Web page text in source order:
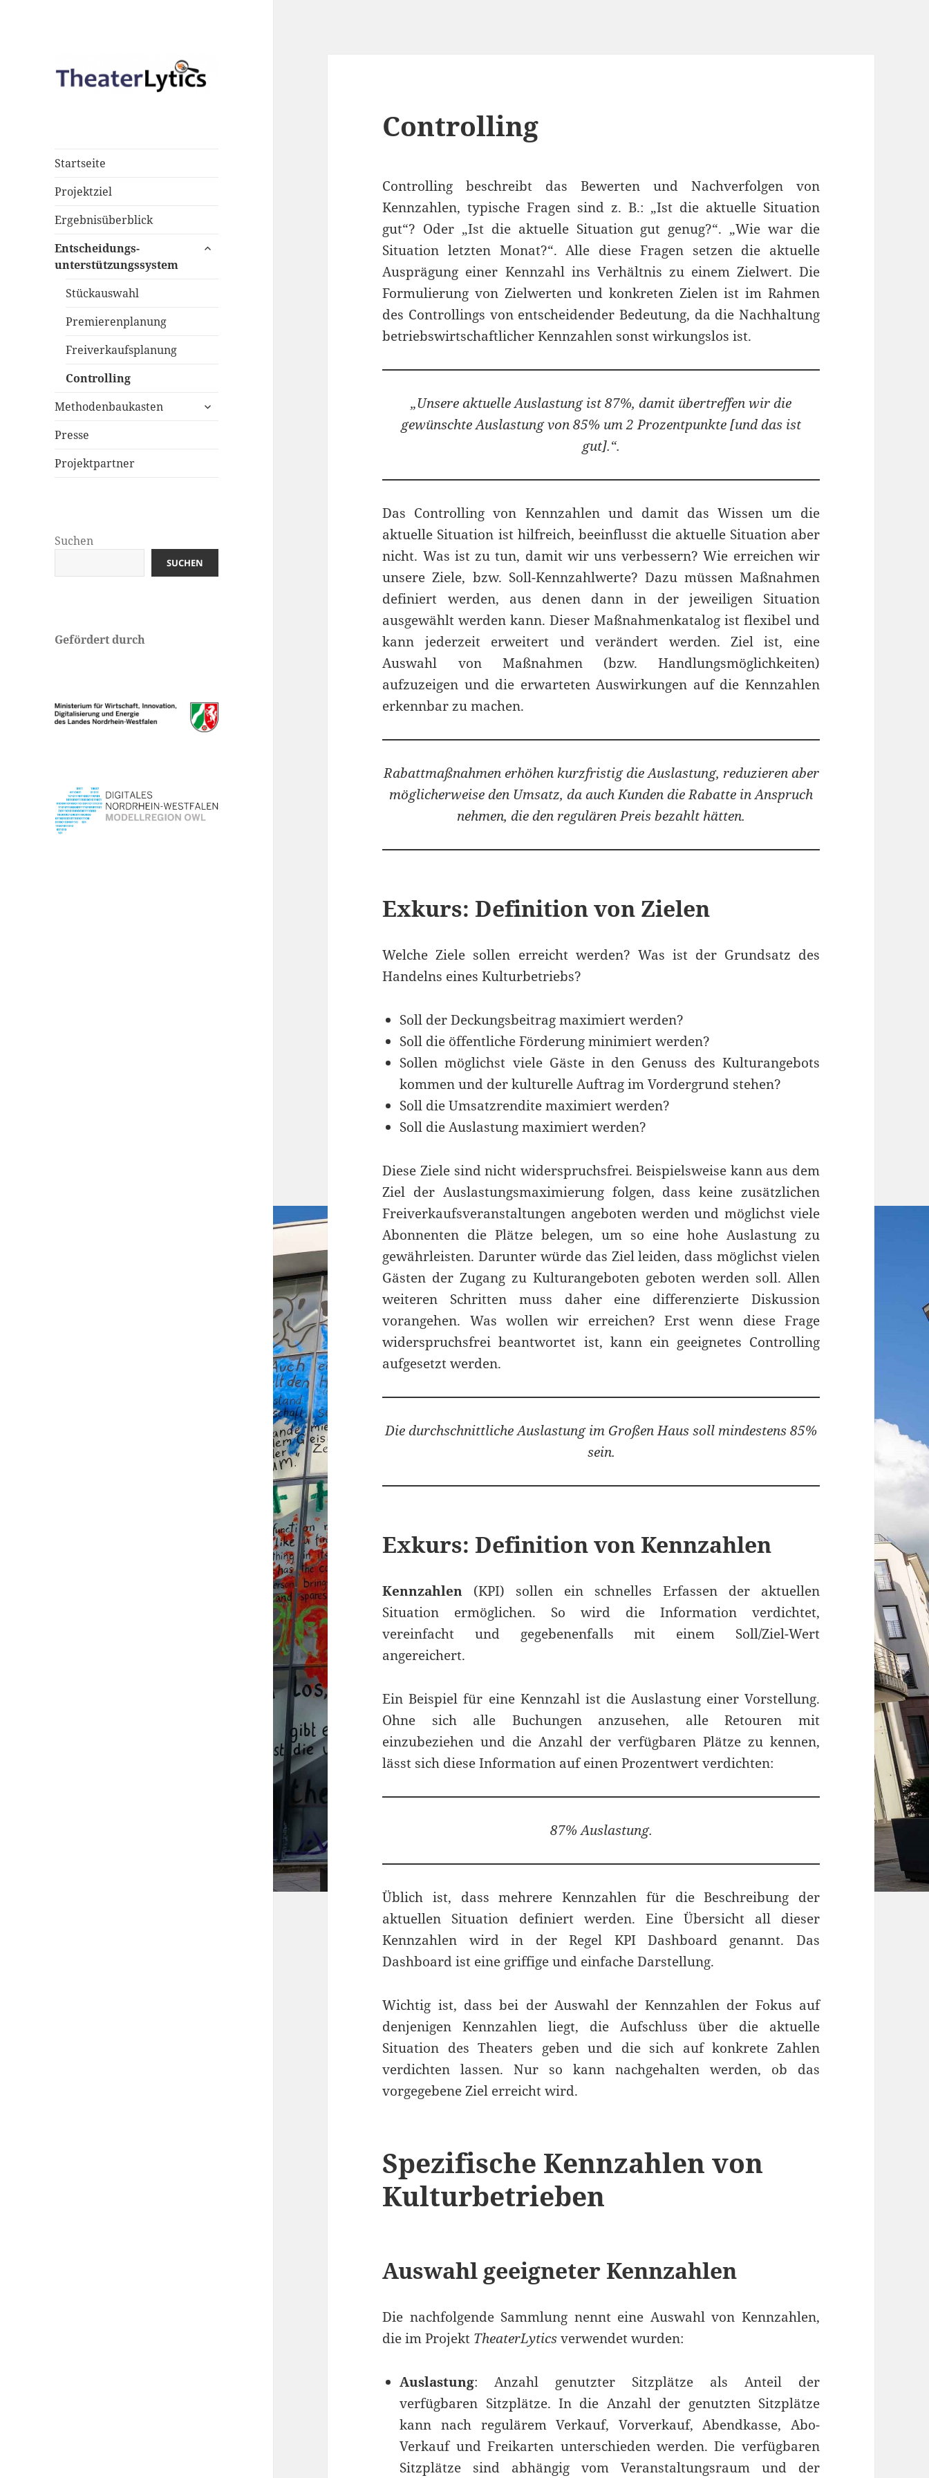
Startseite
Projektziel
Ergebnisüberblick
Entscheidungs-
unterstützungssystem
untermenü
Stückauswahl
Premierenplanung
Freiverkaufsplanung
Controlling
Methodenbaukasten
untermenü
Presse
Projektpartner
Suchen
SUCHEN
Gefördert durch
Controlling
Controlling beschreibt das Bewerten und Nachverfolgen von
Kennzahlen, typische Fragen sind z. B.: „Ist die aktuelle Situation
gut“? Oder „Ist die aktuelle Situation gut genug?“. „Wie war die
Situation letzten Monat?“. Alle diese Fragen setzen die aktuelle
Ausprägung einer Kennzahl ins Verhältnis zu einem Zielwert. Die
Formulierung von Zielwerten und konkreten Zielen ist im Rahmen
des Controllings von entscheidender Bedeutung, da die Nachhaltung
betriebswirtschaftlicher Kennzahlen sonst wirkungslos ist.
„Unsere aktuelle Auslastung ist 87%, damit übertreffen wir die
gewünschte Auslastung von 85% um 2 Prozentpunkte [und das ist
gut].“.
Das Controlling von Kennzahlen und damit das Wissen um die
aktuelle Situation ist hilfreich, beeinflusst die aktuelle Situation aber
nicht. Was ist zu tun, damit wir uns verbessern? Wie erreichen wir
unsere Ziele, bzw. Soll-Kennzahlwerte? Dazu müssen Maßnahmen
definiert werden, aus denen dann in der jeweiligen Situation
ausgewählt werden kann. Dieser Maßnahmenkatalog ist flexibel und
kann jederzeit erweitert und verändert werden. Ziel ist, eine
Auswahl von Maßnahmen (bzw. Handlungsmöglichkeiten)
aufzuzeigen und die erwarteten Auswirkungen auf die Kennzahlen
erkennbar zu machen.
Rabattmaßnahmen erhöhen kurzfristig die Auslastung, reduzieren aber
möglicherweise den Umsatz, da auch Kunden die Rabatte in Anspruch
nehmen, die den regulären Preis bezahlt hätten.
Exkurs: Definition von Zielen
Welche Ziele sollen erreicht werden? Was ist der Grundsatz des
Handelns eines Kulturbetriebs?
Soll der Deckungsbeitrag maximiert werden?
Soll die öffentliche Förderung minimiert werden?
Sollen möglichst viele Gäste in den Genuss des Kulturangebots
kommen und der kulturelle Auftrag im Vordergrund stehen?
Soll die Umsatzrendite maximiert werden?
Soll die Auslastung maximiert werden?
Diese Ziele sind nicht widerspruchsfrei. Beispielsweise kann aus dem
Ziel der Auslastungsmaximierung folgen, dass keine zusätzlichen
Freiverkaufsveranstaltungen angeboten werden und möglichst viele
Abonnenten die Plätze belegen, um so eine hohe Auslastung zu
gewährleisten. Darunter würde das Ziel leiden, dass möglichst vielen
Gästen der Zugang zu Kulturangeboten geboten werden soll. Allen
weiteren Schritten muss daher eine differenzierte Diskussion
vorangehen. Was wollen wir erreichen? Erst wenn diese Frage
widerspruchsfrei beantwortet ist, kann ein geeignetes Controlling
aufgesetzt werden.
Die durchschnittliche Auslastung im Großen Haus soll mindestens 85%
sein.
Exkurs: Definition von Kennzahlen
Kennzahlen (KPI) sollen ein schnelles Erfassen der aktuellen
Situation ermöglichen. So wird die Information verdichtet,
vereinfacht und gegebenenfalls mit einem Soll/Ziel-Wert
angereichert.
Ein Beispiel für eine Kennzahl ist die Auslastung einer Vorstellung.
Ohne sich alle Buchungen anzusehen, alle Retouren mit
einzubeziehen und die Anzahl der verfügbaren Plätze zu kennen,
lässt sich diese Information auf einen Prozentwert verdichten:
87% Auslastung.
Üblich ist, dass mehrere Kennzahlen für die Beschreibung der
aktuellen Situation definiert werden. Eine Übersicht all dieser
Kennzahlen wird in der Regel KPI Dashboard genannt. Das
Dashboard ist eine griffige und einfache Darstellung.
Wichtig ist, dass bei der Auswahl der Kennzahlen der Fokus auf
denjenigen Kennzahlen liegt, die Aufschluss über die aktuelle
Situation des Theaters geben und die sich auf konkrete Zahlen
verdichten lassen. Nur so kann nachgehalten werden, ob das
vorgegebene Ziel erreicht wird.
Spezifische Kennzahlen von
Kulturbetrieben
Auswahl geeigneter Kennzahlen
Die nachfolgende Sammlung nennt eine Auswahl von Kennzahlen,
die im Projekt TheaterLyticsverwendet wurden:
Auslastung: Anzahl genutzter Sitzplätze als Anteil der
verfügbaren Sitzplätze. In die Anzahl der genutzten Sitzplätze
kann nach regulärem Verkauf, Vorverkauf, Abendkasse, Abo-
Verkauf und Freikarten unterschieden werden. Die verfügbaren
Sitzplätze sind abhängig vom Veranstaltungsraum und der